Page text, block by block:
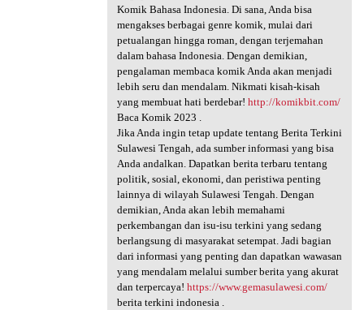
Komik Bahasa Indonesia. Di sana, Anda bisa
mengakses berbagai genre komik, mulai dari
petualangan hingga roman, dengan terjemahan
dalam bahasa Indonesia. Dengan demikian,
pengalaman membaca komik Anda akan menjadi
lebih seru dan mendalam. Nikmati kisah-kisah
yang membuat hati berdebar! http://komikbit.com/
Baca Komik 2023 .
Jika Anda ingin tetap update tentang Berita Terkini
Sulawesi Tengah, ada sumber informasi yang bisa
Anda andalkan. Dapatkan berita terbaru tentang
politik, sosial, ekonomi, dan peristiwa penting
lainnya di wilayah Sulawesi Tengah. Dengan
demikian, Anda akan lebih memahami
perkembangan dan isu-isu terkini yang sedang
berlangsung di masyarakat setempat. Jadi bagian
dari informasi yang penting dan dapatkan wawasan
yang mendalam melalui sumber berita yang akurat
dan terpercaya! https://www.gemasulawesi.com/
berita terkini indonesia .